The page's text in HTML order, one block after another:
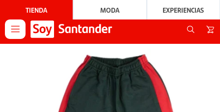
TIENDA MODA EXPERIENCIAS
